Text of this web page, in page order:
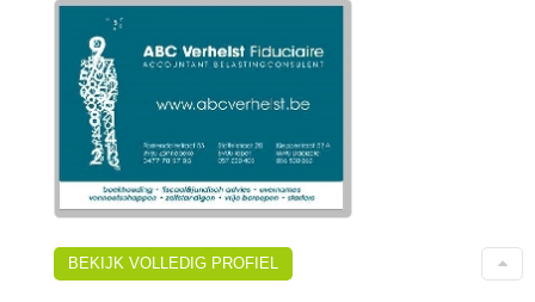
BEKIJK VOLLEDIG PROFIEL